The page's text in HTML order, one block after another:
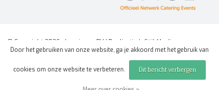
© Copyright 2026 - Lumineux BV | Realisatie
InStijl Media
Algemene voorwaarden|Disclaimer|Privacy Policy|Sitemap |
Door het gebruiken van onze website, ga je akkoord met het gebruik van
cookies om onze website te verbeteren. Dit bericht verbergen